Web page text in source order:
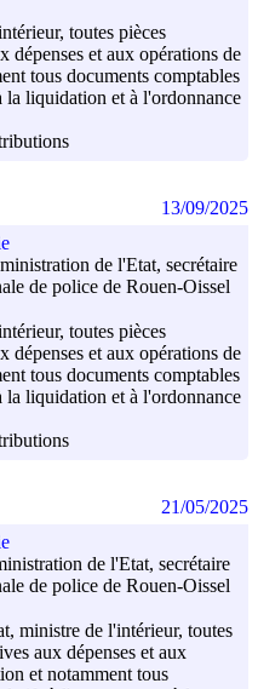
toutes pièces
dépenses et aux opérations de
tous documents comptables
la liquidation et à l'ordonnance
de l'Etat, secrétaire
de police de Rouen-Oissel
toutes pièces
dépenses et aux opérations de
tous documents comptables
la liquidation et à l'ordonnance
13/09/2025
de l'Etat, secrétaire
de police de Rouen-Oissel
ministre de l'intérieur, toutes
aux dépenses et aux
et notamment tous
21/05/2025